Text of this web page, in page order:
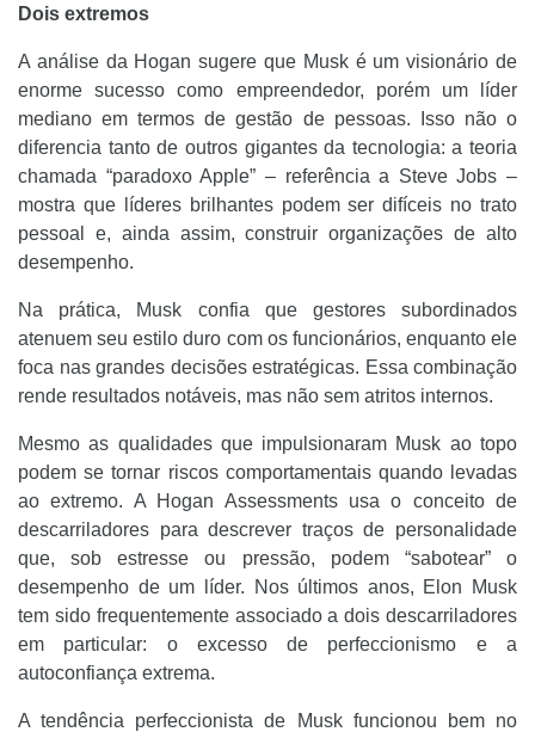
Dois extremos
A análise da Hogan sugere que Musk é um visionário de
enorme sucesso como empreendedor, porém um líder
mediano em termos de gestão de pessoas. Isso não o
diferencia tanto de outros gigantes da tecnologia: a teoria
chamada “paradoxo Apple” – referência a Steve Jobs –
mostra que líderes brilhantes podem ser difíceis no trato
pessoal e, ainda assim, construir organizações de alto
desempenho.
Na prática, Musk confia que gestores subordinados
atenuem seu estilo duro com os funcionários, enquanto ele
foca nas grandes decisões estratégicas. Essa combinação
rende resultados notáveis, mas não sem atritos internos.
Mesmo as qualidades que impulsionaram Musk ao topo
podem se tornar riscos comportamentais quando levadas
ao extremo. A Hogan Assessments usa o conceito de
descarriladores para descrever traços de personalidade
que, sob estresse ou pressão, podem “sabotear” o
desempenho de um líder. Nos últimos anos, Elon Musk
tem sido frequentemente associado a dois descarriladores
em particular: o excesso de perfeccionismo e a
autoconfiança extrema.
A tendência perfeccionista de Musk funcionou bem no